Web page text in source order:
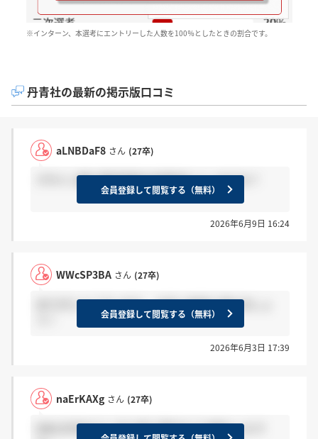
※インターン、本選考にエントリーした人数を100％としたときの割合です。
丹青社の最新の掲示版口コミ
aLNBDaF8 さん (27卒)
デザイン職で最終面接の結果来た人いますか？
会員登録して閲覧する（無料）
2026年6月9日 16:24
WWcSP3BA さん (27卒)
ありがとうございます。 お互い気長に待ちましょ
会員登録して閲覧する（無料）
2026年6月3日 17:39
naErKAXg さん (27卒)
WWcSP3BAさん 私も特に案内などは無かったで